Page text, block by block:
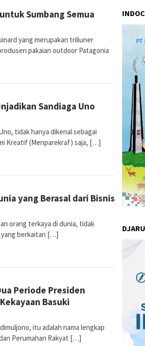
Sumbang Semua
yang merupakan triliuner
pakaian outdoor Patagonia
Sandiaga Uno
tidak hanya dikenal sebagai
Kreatif (Menparekraf) saja, […]
yang Berasal dari Bisnis
orang terkaya di dunia, tidak
yang berkaitan […]
Periode Presiden
Basuki
itu adalah nama lengkap
Perumahan Rakyat […]